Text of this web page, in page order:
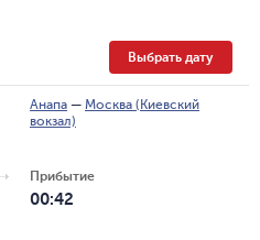
Выбрать дату
Анапа — Москва (Киевский
вокзал)
Прибытие
00:42